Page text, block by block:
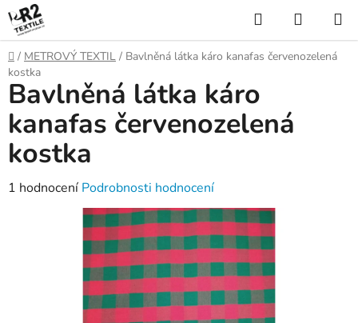
Přejít
na
obsah
Hledat
KOŠÍK
Domů
/ METROVÝ TEXTIL / Bavlněná látka káro kanafas červenozelená
kostka
Bavlněná látka káro
kanafas červenozelená
kostka
Průměrné
1 hodnocení Podrobnosti hodnocení